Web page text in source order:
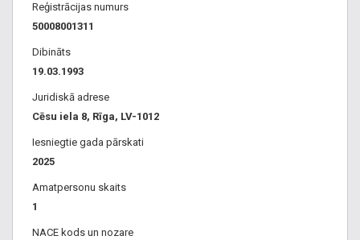
Reģistrācijas numurs
50008001311
Dibināts
19.03.1993
Juridiskā adrese
Cēsu iela 8, Rīga, LV-1012
Iesniegtie gada pārskati
2025
Amatpersonu skaits
1
NACE kods un nozare